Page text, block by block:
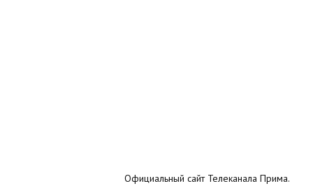
Официальный сайт Телеканала Прима.